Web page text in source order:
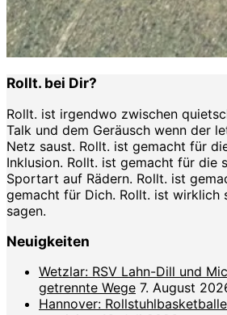
Rollt. bei Dir?
Rollt. ist irgendwo zwischen
Talk und dem Geräusch wenn der
Netz saust. Rollt. ist gemacht für
Inklusion. Rollt. ist gemacht für die
Sportart auf Rädern. Rollt. ist
gemacht für Dich. Rollt. ist wirklich
sagen.
Neuigkeiten
Wetzlar: RSV Lahn-Dill und
getrennte Wege 7. August
Hannover: